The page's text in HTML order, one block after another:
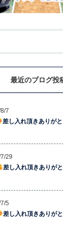
最近のブログ投
7
差し入れ頂きありが
29
差し入れ頂きありが
5
差し入れ頂きありが